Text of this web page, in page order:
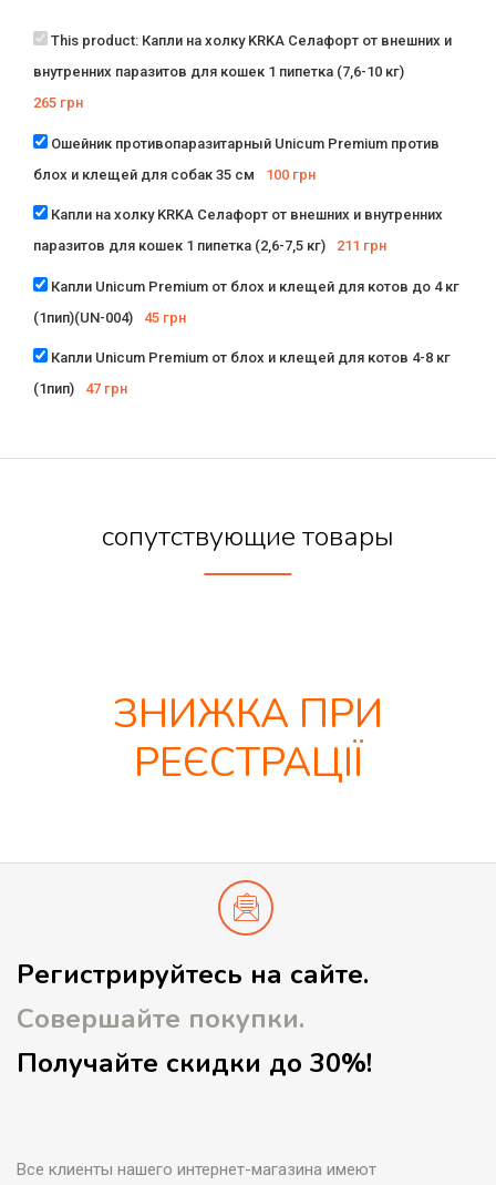
This product: Капли на холку KRKA Селафорт от внешних и
внутренних паразитов для кошек 1 пипетка (7,6-10 кг)
265 грн
Ошейник противопаразитарный Unicum Premium против
блох и клещей для собак 35 см
100 грн
Капли на холку KRKA Селафорт от внешних и внутренних
паразитов для кошек 1 пипетка (2,6-7,5 кг)
211 грн
Капли Unicum Рremium от блох и клещей для котов до 4 кг
(1пип)(UN-004)
45 грн
Капли Unicum Рremium от блох и клещей для котов 4-8 кг
(1пип)
47 грн
сопутствующие товары
ЗНИЖКА ПРИ
РЕЄСТРАЦІЇ
Регистрируйтесь на сайте.
Совершайте покупки.
Получайте скидки до 30%!
Все клиенты нашего интернет-магазина имеют